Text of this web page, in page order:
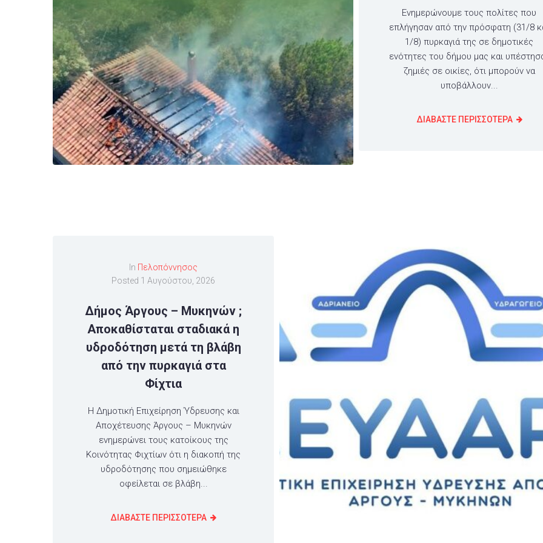
Ενημερώνουμε τους πολίτες που
επλήγησαν από την πρόσφατη (31/8
1/8) πυρκαγιά της σε δημοτικές
ενότητες του δήμου μας και
ζημιές σε οικίες, ότι μπορούν να
υποβάλλουν...
ΔΙΑΒΑΣΤΕ ΠΕΡΙΣΣΟΤΕΡΑ
In Πελοπόννησος
Posted 1 Αυγούστου, 2026
Δήμος Άργους – Μυκηνών ;
Αποκαθίσταται σταδιακά η
υδροδότηση μετά τη βλάβη
από την πυρκαγιά στα
Φίχτια
Η Δημοτική Επιχείρηση Ύδρευσης και
Αποχέτευσης Άργους – Μυκηνών
ενημερώνει τους κατοίκους της
Κοινότητας Φιχτίων ότι η διακοπή της
υδροδότησης που σημειώθηκε
οφείλεται σε βλάβη...
ΔΙΑΒΑΣΤΕ ΠΕΡΙΣΣΟΤΕΡΑ